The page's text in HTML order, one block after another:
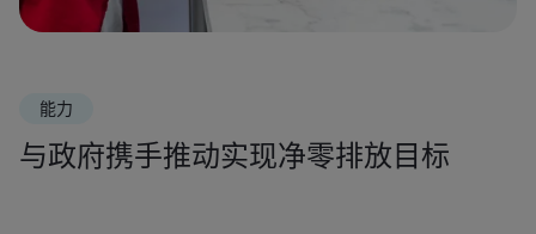
能力
与政府携手推动实现净零排放目标